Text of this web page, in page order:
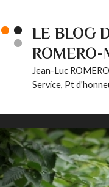
LE BLOG
Jean-Luc
Service, Pt